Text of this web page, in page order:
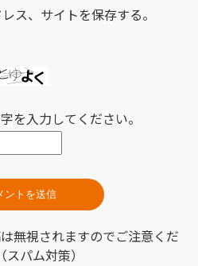
ス、サイトを保存する。
を入力してください。
無視されますのでご注意くだ
スパム対策）